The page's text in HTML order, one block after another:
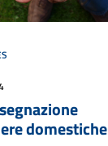
domestiche